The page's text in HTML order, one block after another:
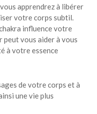
apprendrez à libérer
votre corps subtil.
influence votre
peut vous aider à vous
à votre essence
de votre corps et à
une vie plus